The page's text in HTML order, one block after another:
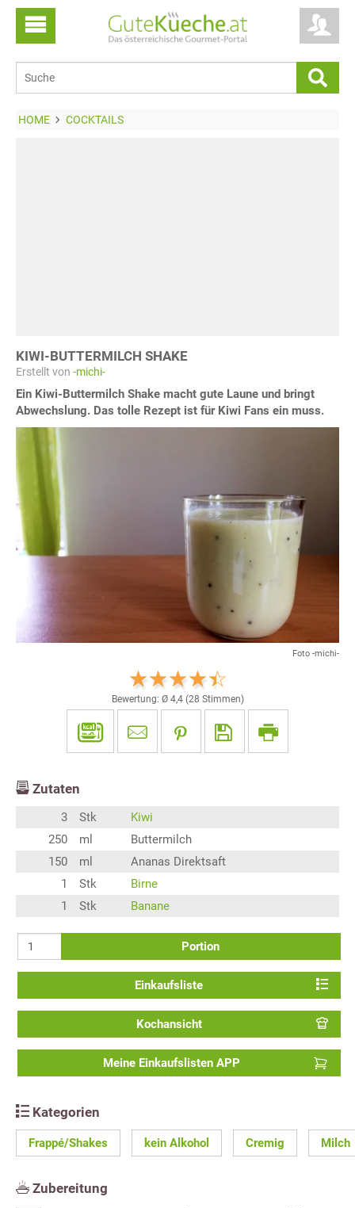
HOME COCKTAILS
KIWI-BUTTERMILCH SHAKE
Erstellt von -michi-
Ein Kiwi-Buttermilch Shake macht gute Laune und bringt
Abwechslung. Das tolle Rezept ist für Kiwi Fans ein muss.
Foto -michi-
Bewertung: Ø 4,4(28 Stimmen)
Zutaten
3 Stk
Kiwi
250
ml
Buttermilch
150
ml
Ananas Direktsaft
1
Stk
Birne
1
Stk Banane
Portion
Einkaufsliste
Kochansicht
Meine Einkaufslisten APP
Kategorien
Frappé/Shakes kein Alkohol Cremig Milch
Zubereitung